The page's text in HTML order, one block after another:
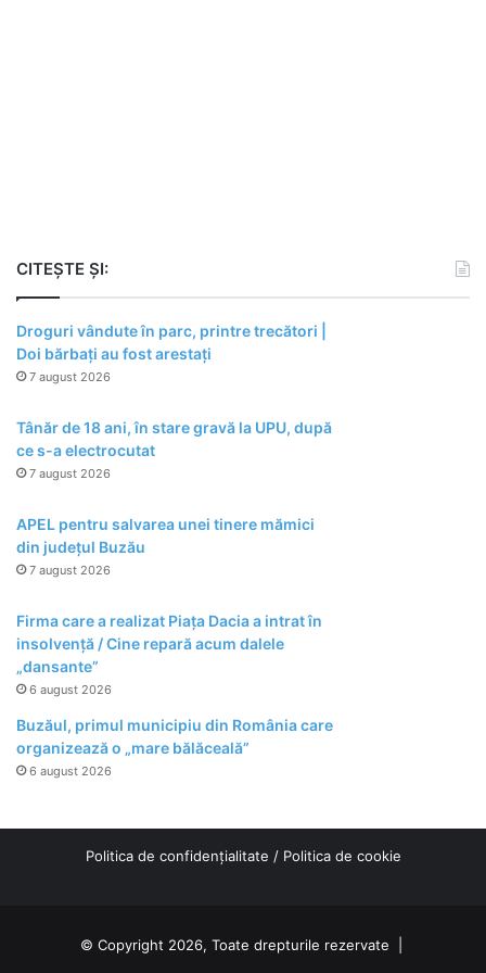
CITEȘTE ȘI:
Droguri vândute în parc, printre trecători |
Doi bărbați au fost arestați
7 august 2026
Tânăr de 18 ani, în stare gravă la UPU, după
ce s-a electrocutat
7 august 2026
APEL pentru salvarea unei tinere mămici
din județul Buzău
7 august 2026
Firma care a realizat Piața Dacia a intrat în
insolvență / Cine repară acum dalele
„dansante”
6 august 2026
Buzăul, primul municipiu din România care
organizează o „mare bălăceală”
6 august 2026
Politica de confidențialitate / Politica de cookie
© Copyright 2026, Toate drepturile rezervate |